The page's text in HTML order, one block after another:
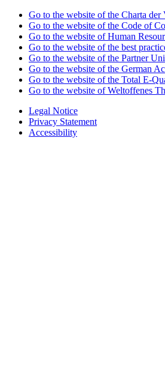
Go to the website of the Charta der
Go to the website of the Code of
Go to the website of Human
Go to the website of the best
Go to the website of the Partner
Go to the website of the German
Go to the website of the Total E-
Go to the website of Weltoffenes
Legal Notice
Privacy Statement
Accessibility